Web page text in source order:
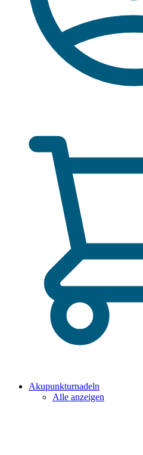
Akupunkturnadeln
Alle anzeigen